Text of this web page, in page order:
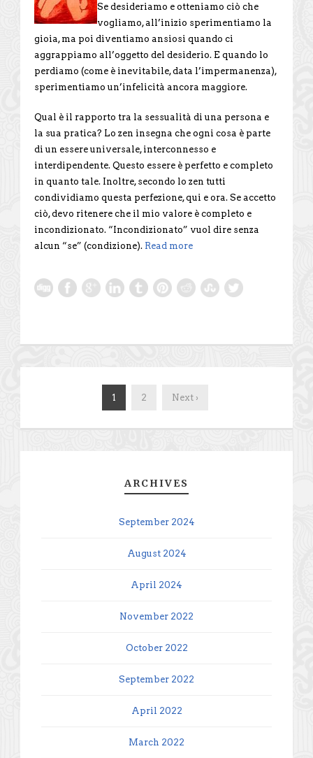
Se desideriamo e otteniamo ciò che
vogliamo, all’inizio sperimentiamo la
gioia, ma poi diventiamo ansiosi quando ci
aggrappiamo all’oggetto del desiderio. E quando lo
perdiamo (come è inevitabile, data l’impermanenza),
sperimentiamo un’infelicità ancora maggiore.
Qual è il rapporto tra la sessualità di una persona e
la sua pratica? Lo zen insegna che ogni cosa è parte
di un essere universale, interconnesso e
interdipendente. Questo essere è perfetto e completo
in quanto tale. Inoltre, secondo lo zen tutti
condividiamo questa perfezione, qui e ora. Se accetto
ciò, devo ritenere che il mio valore è completo e
incondizionato. “Incondizionato” vuol dire senza
alcun “se” (condizione). Read more
1 2 Next ›
ARCHIVES
September 2024
August 2024
April 2024
November 2022
October 2022
September 2022
April 2022
March 2022